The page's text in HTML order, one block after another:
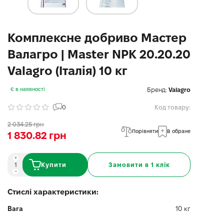
Комплексне добриво Мастер
Валагро | Master NPK 20.20.20
Valagro (Італія) 10 кг
Є в наявності Бренд: Valagro
0 Код товару:
2 034.25 грн
1 830.82 грн Порівняти В обране
Купити Замовити в 1 клік
Стислі характеристики:
Вага
10 кг